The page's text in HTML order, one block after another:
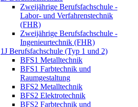
Zweijährige Berufsfachschule -
Labor- und Verfahrenstechnik
(FHR)
Zweijährige Berufsfachschule -
Ingenieurtechnik (FHR)
1J Berufsfachschule (Typ 1 und 2)
BFS1 Metalltechnik
BFS1 Farbtechnik und
Raumgestaltung
BFS2 Metalltechnik
BFS2 Elektrotechnik
BFS2 Farbtechnik und